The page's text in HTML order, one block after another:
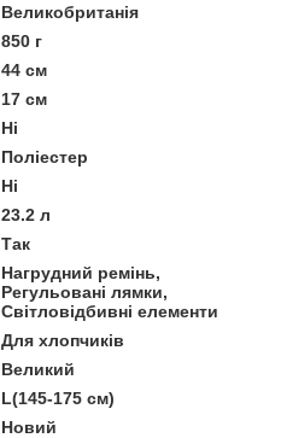
Великобританія
850 г
44 см
17 см
Ні
Поліестер
Ні
23.2 л
Так
Нагрудний ремінь,
Регульовані лямки,
Світловідбивні елементи
Для хлопчиків
Великий
L(145-175 см)
Новий